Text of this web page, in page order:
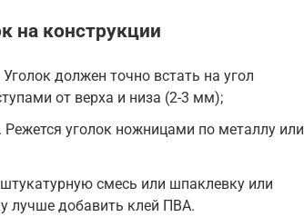
на конструкции
должен точно встать на угол
от верха и низа (2-3 мм);
уголок ножницами по металлу или
смесь или шпаклевку или
лучше добавить клей ПВА.